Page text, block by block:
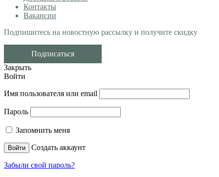
Контакты
Вакансии
Подпишитесь на новостную рассылку и получите скидку
Подписаться
Закрыть
Войти
Имя пользователя или email
Пароль
Запомнить меня
Войти Создать аккаунт
Забыли свой пароль?